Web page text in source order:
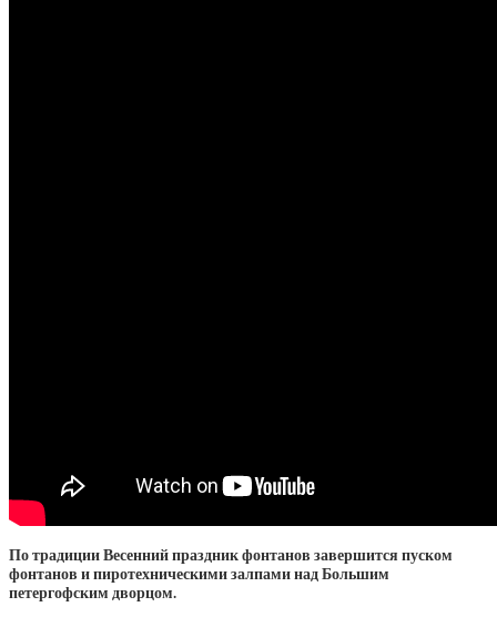
По традиции Весенний праздник фонтанов завершится пуском
фонтанов и пиротехническими залпами над Большим
петергофским дворцом.